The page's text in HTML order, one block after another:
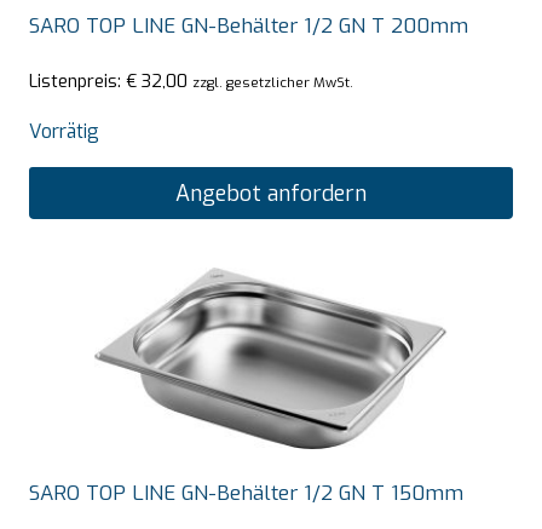
SARO TOP LINE GN-Behälter 1/2 GN T 200mm
Listenpreis: € 32,00 zzgl. gesetzlicher MwSt.
Vorrätig
Angebot anfordern
SARO TOP LINE GN-Behälter 1/2 GN T 150mm